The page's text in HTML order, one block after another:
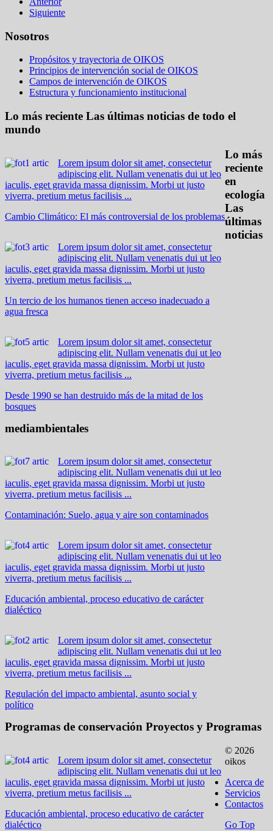
Siguiente
Nosotros
Propósitos y trayectoria de OIKOS
Principios de intervención social de OIKOS
Campos de intervención de OIKOS
Estructura y funcionamiento institucional
Lo más reciente Las últimas noticias de todo el
mundo
Lorem ipsum dolor sit amet, consectetur
adipiscing elit. Nullam venenatis dui ut leo
iaculis, eget gravida massa dignissim. Morbi ut justo
viverra, pretium metus facilisis ...
Cambio Climático: El más controversial de los problemas
Lorem ipsum dolor sit amet, consectetur
adipiscing elit. Nullam venenatis dui ut leo
iaculis, eget gravida massa dignissim. Morbi ut justo
viverra, pretium metus facilisis ...
Un tercio de los humanos tienen acceso inadecuado a
agua fresca
Lorem ipsum dolor sit amet, consectetur
adipiscing elit. Nullam venenatis dui ut leo
iaculis, eget gravida massa dignissim. Morbi ut justo
viverra, pretium metus facilisis ...
Desde 1990 se han destruido más de la mitad de los
bosques
Lo más
reciente
en
ecología
Las
últimas
noticias
mediambientales
Lorem ipsum dolor sit amet, consectetur
adipiscing elit. Nullam venenatis dui ut leo
iaculis, eget gravida massa dignissim. Morbi ut justo
viverra, pretium metus facilisis ...
Contaminación: Suelo, agua y aire son contaminados
Lorem ipsum dolor sit amet, consectetur
adipiscing elit. Nullam venenatis dui ut leo
iaculis, eget gravida massa dignissim. Morbi ut justo
viverra, pretium metus facilisis ...
Educación ambiental, proceso educativo de carácter
dialéctico
Lorem ipsum dolor sit amet, consectetur
adipiscing elit. Nullam venenatis dui ut leo
iaculis, eget gravida massa dignissim. Morbi ut justo
viverra, pretium metus facilisis ...
Regulación del impacto ambiental, asunto social y
político
Programas de conservación Proyectos y Programas
Lorem ipsum dolor sit amet, consectetur
adipiscing elit. Nullam venenatis dui ut leo
iaculis, eget gravida massa dignissim. Morbi ut justo
viverra, pretium metus facilisis ...
Educación ambiental, proceso educativo de carácter
dialéctico
© 2026
oikos
Acerca de
Servicios
Contactos
Go Top